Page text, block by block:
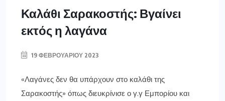
Καλάθι Σαρακοστής: Βγαίνει
εκτός η λαγάνα
19 ΦΕΒΡΟΥΑΡΊΟΥ 2023
«Λαγάνες δεν θα υπάρχουν στο καλάθι της
Σαρακοστής» όπως διευκρίνισε ο γ.γ Εμπορίου και